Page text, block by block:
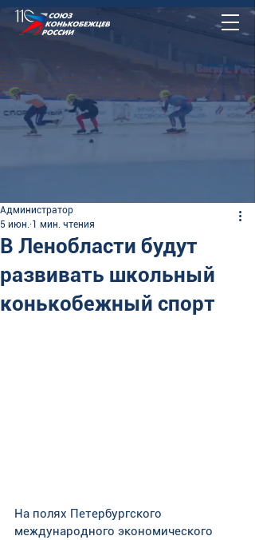
В Ленобласти будут
развивать школьный
конькобежный спорт
Администратор
5 июн. 1 мин. чтения
На полях Петербургского
международного экономического